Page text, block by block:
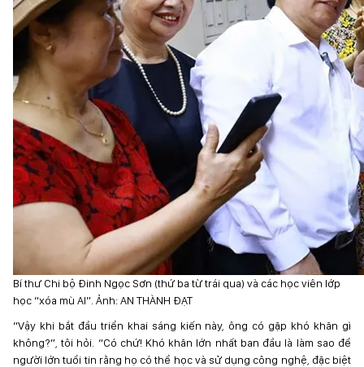
Bí thư Chi bộ Đinh Ngọc Sơn (thứ ba từ trái qua) và các học viên lớp
học “xóa mù AI”. Ảnh:AN THÀNH ĐẠT
“Vậy khi bắt đầu triển khai sáng kiến này, ông có gặp khó khăn gì
không?”, tôi hỏi. “Có chứ! Khó khăn lớn nhất ban đầu là làm sao để
người lớn tuổi tin rằng họ có thể học và sử dụng công nghệ, đặc biệt